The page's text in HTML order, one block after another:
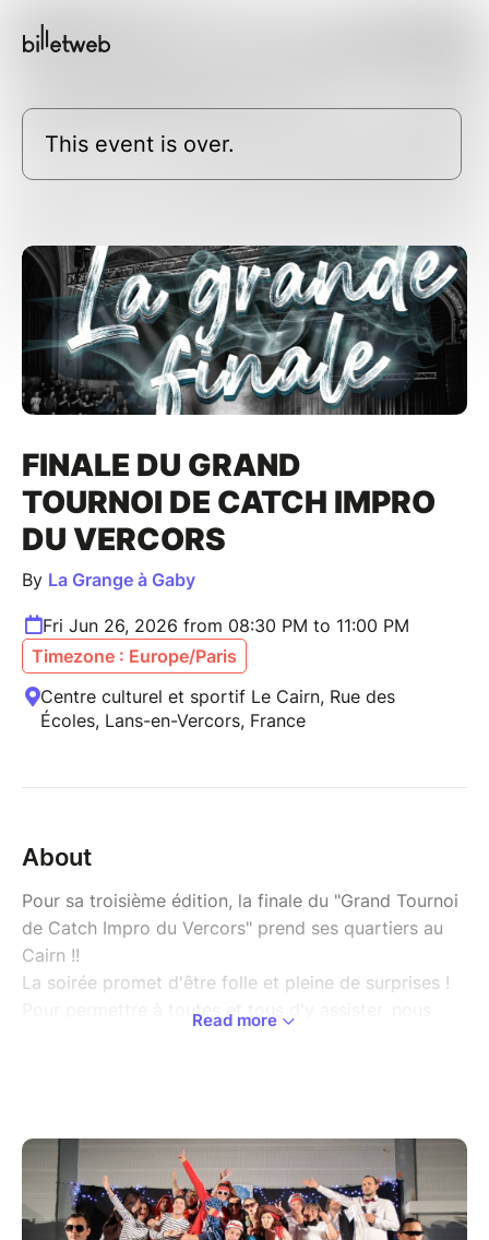
This event is over.
FINALE DU GRAND
TOURNOI DE CATCH IMPRO
DU VERCORS
By La Grange à Gaby
Fri Jun 26, 2026 from 08:30 PM to 11:00 PM
Timezone : Europe/Paris
Centre culturel et sportif Le Cairn, Rue des
Écoles, Lans-en-Vercors, France
About
Pour sa troisième édition, la finale du "Grand Tournoi
de Catch Impro du Vercors" prend ses quartiers au
Cairn !!
La soirée promet d'être folle et pleine de surprises !
Pour permettre à toutes et tous d'y assister, nous
Vercors. =)
Le soir du spectacle pensez à vous munir de votre
billet en version électronique ou papier. Attention 1
Read more